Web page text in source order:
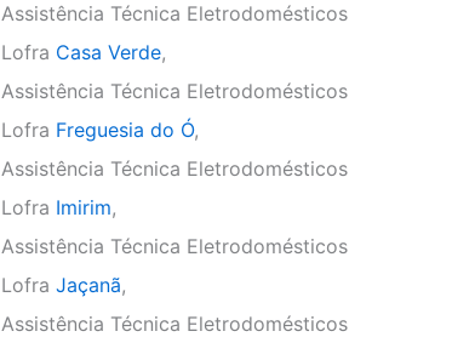
Assistência Técnica Eletrodomésticos
Lofra Casa Verde,
Assistência Técnica Eletrodomésticos
Lofra Freguesia do Ó,
Assistência Técnica Eletrodomésticos
Lofra Imirim,
Assistência Técnica Eletrodomésticos
Lofra Jaçanã,
Assistência Técnica Eletrodomésticos